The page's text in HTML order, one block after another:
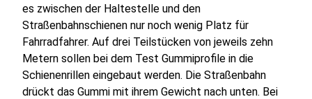
es zwischen der Haltestelle und den
Straßenbahnschienen nur noch wenig Platz für
Fahrradfahrer. Auf drei Teilstücken von jeweils zehn
Metern sollen bei dem Test Gummiprofile in die
Schienenrillen eingebaut werden. Die Straßenbahn
drückt das Gummi mit ihrem Gewicht nach unten. Bei